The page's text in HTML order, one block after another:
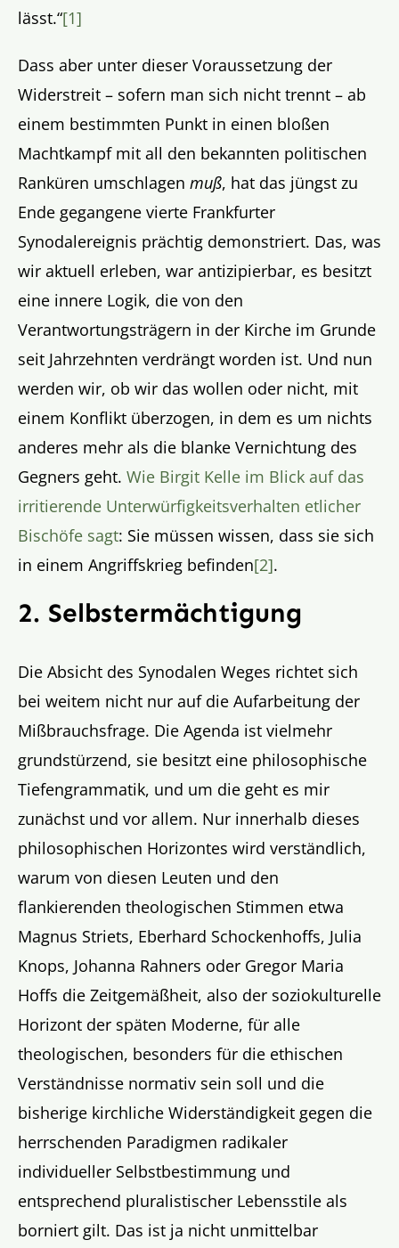
lässt.“[1]
Dass aber unter dieser Voraussetzung der
Widerstreit – sofern man sich nicht trennt – ab
einem bestimmten Punkt in einen bloßen
Machtkampf mit all den bekannten politischen
Ranküren umschlagen muß, hat das jüngst zu
Ende gegangene vierte Frankfurter
Synodalereignis prächtig demonstriert. Das, was
wir aktuell erleben, war antizipierbar, es besitzt
eine innere Logik, die von den
Verantwortungsträgern in der Kirche im Grunde
seit Jahrzehnten verdrängt worden ist. Und nun
werden wir, ob wir das wollen oder nicht, mit
einem Konflikt überzogen, in dem es um nichts
anderes mehr als die blanke Vernichtung des
Gegners geht. Wie Birgit Kelle im Blick auf das
irritierende Unterwürfigkeitsverhalten etlicher
Bischöfe sagt: Sie müssen wissen, dass sie sich
in einem Angriffskrieg befinden[2].
2. Selbstermächtigung
Die Absicht des Synodalen Weges richtet sich
bei weitem nicht nur auf die Aufarbeitung der
Mißbrauchsfrage. Die Agenda ist vielmehr
grundstürzend, sie besitzt eine philosophische
Tiefengrammatik, und um die geht es mir
zunächst und vor allem. Nur innerhalb dieses
philosophischen Horizontes wird verständlich,
warum von diesen Leuten und den
flankierenden theologischen Stimmen etwa
Magnus Striets, Eberhard Schockenhoffs, Julia
Knops, Johanna Rahners oder Gregor Maria
Hoffs die Zeitgemäßheit, also der soziokulturelle
Horizont der späten Moderne, für alle
theologischen, besonders für die ethischen
Verständnisse normativ sein soll und die
bisherige kirchliche Widerständigkeit gegen die
herrschenden Paradigmen radikaler
individueller Selbstbestimmung und
entsprechend pluralistischer Lebensstile als
borniert gilt. Das ist ja nicht unmittelbar